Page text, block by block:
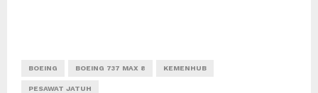
BOEING BOEING 737 MAX 8 KEMENHUB
PESAWAT JATUH